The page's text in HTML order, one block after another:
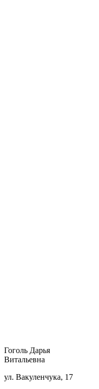
Гоголь Дарья
Витальевна
ул. Вакуленчука, 17